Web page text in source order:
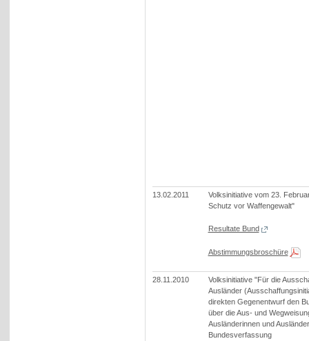
13.02.2011
Volksinitiative vom 23.
Schutz vor Waffengewalt"
Resultate Bund
Abstimmungsbroschüre
28.11.2010
Volksinitiative "Für die
Ausländer
direkten Gegenentwurf den
über die Aus- und
Ausländerinnen und
Bundesverfassung